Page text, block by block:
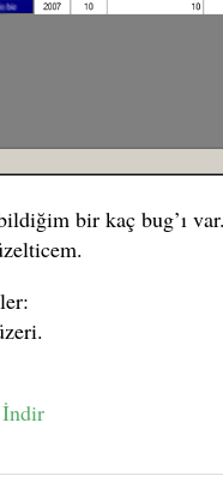
bir kaç bug’ı
İndir